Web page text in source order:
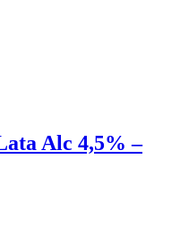
Alc 4,5% –